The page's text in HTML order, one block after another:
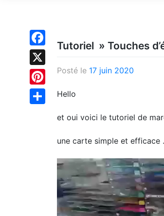
Tutoriel » Touches
Posté le 17 juin 2020
Hello
et oui voici le tutoriel de
une carte simple et efficace .
Lecteur
vidéo
Facebook
X
Pinterest